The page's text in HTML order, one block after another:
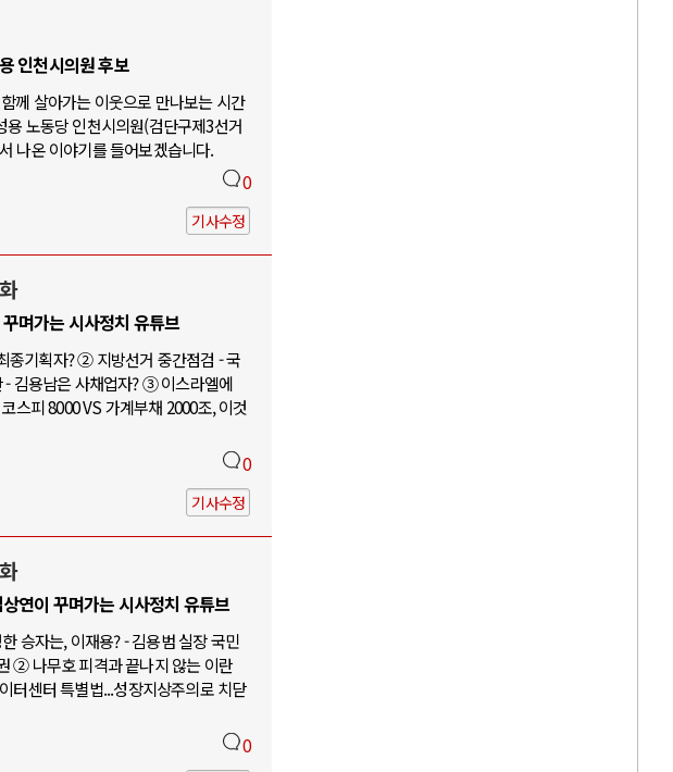
인천시의원 후보
께 살아가는 이웃으로 만나보는 시간
노동당 인천시의원(검단구제3선거
나온 이야기를 들어보겠습니다.
0
기사수정
며가는 시사정치 유튜브
종기획자? ② 지방선거 중간점검 - 국
- 김용남은 사채업자? ③ 이스라엘에
스피 8000 VS 가계부채 2000조, 이것
0
기사수정
연이 꾸며가는 시사정치 유튜브
승자는, 이재용? - 김용범 실장 국민
② 나무호 피격과 끝나지 않는 이란
센터 특별법...성장지상주의로 치닫
0